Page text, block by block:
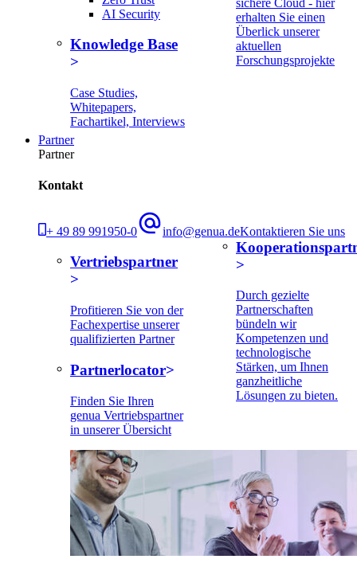
AI Security
Knowledge Base
Case Studies,
Whitepapers,
Fachartikel, Interviews
erhalten Sie einen
Überlick unserer
aktuellen
Forschungsprojekte
Partner
Partner
Kontakt
+ 49 89 991950-0 info@genua.deKontaktieren Sie uns
Vertriebspartner
Profitieren Sie von der
Fachexpertise unserer
qualifizierten Partner
Partnerlocator
Finden Sie Ihren
genua Vertriebspartner
in unserer Übersicht
Durch gezielte
Partnerschaften
bündeln wir
Kompetenzen und
technologische
Stärken, um Ihnen
ganzheitliche
Lösungen zu bieten.